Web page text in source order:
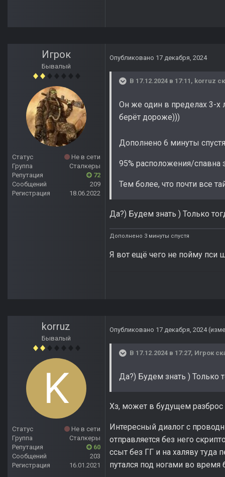
Игрок
Бывалый
Статус
Не в сети
Группа
Сталкеры
Репутация
72
Сообщений
209
Регистрация
18.06.2022
Опубликовано 17 декабря, 2024
В 17.12.2024 в 17:11, korruz
Он же один в пределах 3-х
берёт дороже)))
Дополнено 6 минуты спустя
95% расположения/спавна
Тем более, что почти все
Да?) Будем знать ) Только
Дополнено 3 минуты спустя
Я вот ещё чего не пойму пси
korruz
Бывалый
Статус
Не в сети
Группа
Сталкеры
Репутация
60
Сообщений
203
Регистрация
16.01.2021
Опубликовано 17 декабря, 2024
В 17.12.2024 в 17:27, Игрок
Да?) Будем знать ) Только
Хз, может в будущем
Интересный диалог с
отправляется без него
ссыт без ГГ и на халяву туда
путался под ногами во